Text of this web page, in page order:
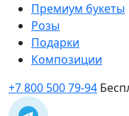
Премиум букеты
Розы
Подарки
Композиции
+7 800 500 79-94